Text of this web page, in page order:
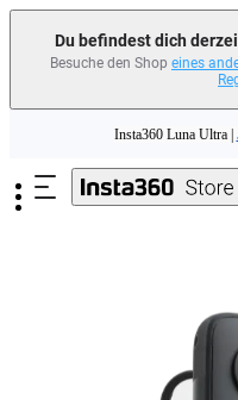
Du befindest dich
Besuche den Shop eines
Need shopping
Insta360 Luna Ultra |